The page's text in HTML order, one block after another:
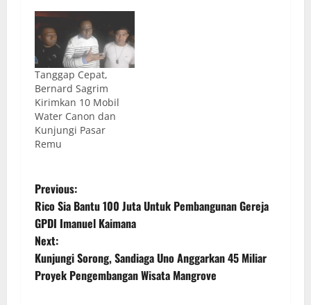
Tanggap Cepat,
Bernard Sagrim
Kirimkan 10 Mobil
Water Canon dan
Kunjungi Pasar
Remu
Previous:
Rico Sia Bantu 100 Juta Untuk Pembangunan Gereja
GPDI Imanuel Kaimana
Next:
Kunjungi Sorong, Sandiaga Uno Anggarkan 45 Miliar
Proyek Pengembangan Wisata Mangrove